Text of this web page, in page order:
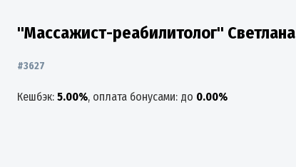
"Массажист-реабилитолог" Светлана
#3627
Кешбэк:5.00%, оплата бонусами: до 0.00%